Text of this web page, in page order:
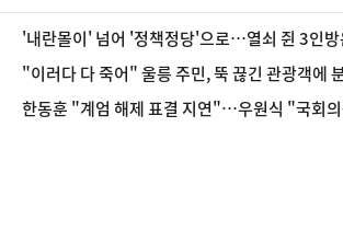
'내란몰이' 넘어 '정책정당'으로…열쇠 쥔 3인방
"이러다 다 죽어" 울릉 주민, 뚝 끊긴 관광객에
한동훈 "계엄 해제 표결 지연"…우원식 "국회